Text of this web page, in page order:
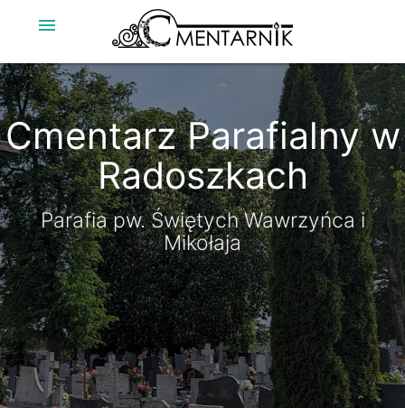
menu
Cmentarz Parafialny w
Radoszkach
Parafia pw. Świętych Wawrzyńca i
Mikołaja